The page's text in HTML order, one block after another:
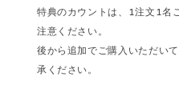
特典のカウントは、1注文1名
注意ください。
後から追加でご購入いただい
承ください。